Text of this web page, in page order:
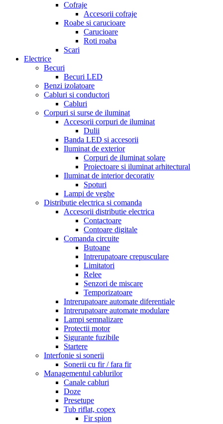
Cofraje
Accesorii cofraje
Roabe si carucioare
Carucioare
Roti roaba
Scari
Electrice
Becuri
Becuri LED
Benzi izolatoare
Cabluri si conductori
Cabluri
Corpuri si surse de iluminat
Accesorii corpuri de iluminat
Dulii
Banda LED si accesorii
Iluminat de exterior
Corpuri de iluminat solare
Proiectoare si iluminat arhitectural
Iluminat de interior decorativ
Spoturi
Lampi de veghe
Distributie electrica si comanda
Accesorii distributie electrica
Contactoare
Contoare digitale
Comanda circuite
Butoane
Intrerupatoare crepusculare
Limitatori
Relee
Senzori de miscare
Temporizatoare
Intrerupatoare automate diferentiale
Intrerupatoare automate modulare
Lampi semnalizare
Protectii motor
Sigurante fuzibile
Startere
Interfonie si sonerii
Sonerii cu fir / fara fir
Managementul cablurilor
Canale cabluri
Doze
Presetupe
Tub riflat, copex
Fir spion